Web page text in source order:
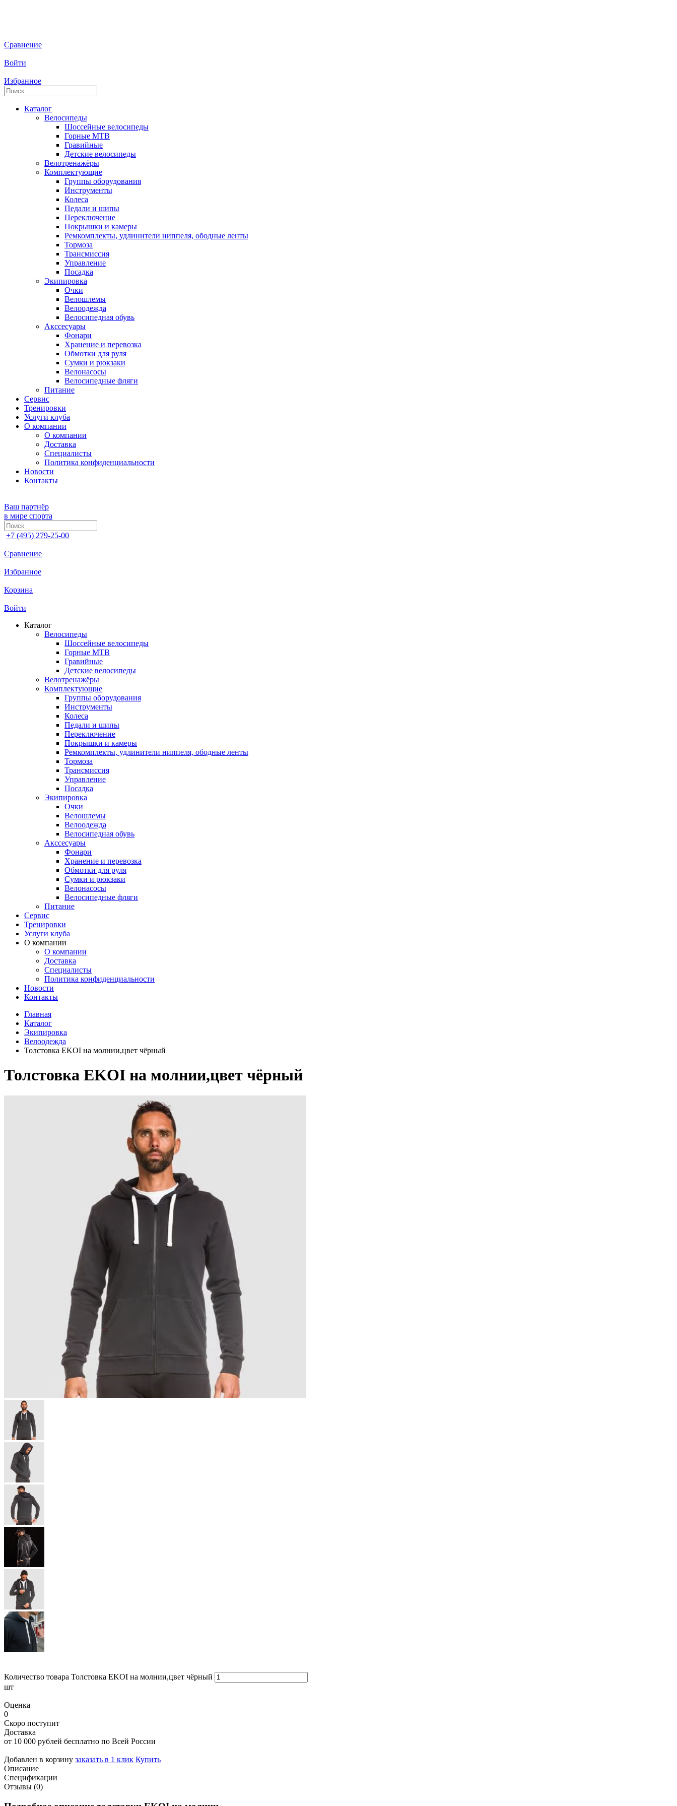
Сравнение
Войти
Избранное
Каталог
Велосипеды
Шоссейные велосипеды
Горные МTB
Гравийные
Детские велосипеды
Велотренажёры
Комплектующие
Группы оборудования
Инструменты
Колеса
Педали и шипы
Переключение
Покрышки и камеры
Ремкомплекты, удлинители ниппеля, ободные ленты
Тормоза
Трансмиссия
Управление
Посадка
Экипировка
Очки
Велошлемы
Велоодежда
Велосипедная обувь
Акссесуары
Фонари
Хранение и перевозка
Обмотки для руля
Сумки и рюкзаки
Велонасосы
Велосипедные фляги
Питание
Сервис
Тренировки
Услуги клуба
О компании
О компании
Доставка
Специалисты
Политика конфиденциальности
Новости
Контакты
Ваш партнёр
в мире спорта
+7 (495) 279-25-00
Сравнение
Избранное
Корзина
Войти
Каталог
Велосипеды
Шоссейные велосипеды
Горные МTB
Гравийные
Детские велосипеды
Велотренажёры
Комплектующие
Группы оборудования
Инструменты
Колеса
Педали и шипы
Переключение
Покрышки и камеры
Ремкомплекты, удлинители ниппеля, ободные ленты
Тормоза
Трансмиссия
Управление
Посадка
Экипировка
Очки
Велошлемы
Велоодежда
Велосипедная обувь
Акссесуары
Фонари
Хранение и перевозка
Обмотки для руля
Сумки и рюкзаки
Велонасосы
Велосипедные фляги
Питание
Сервис
Тренировки
Услуги клуба
О компании
О компании
Доставка
Специалисты
Политика конфиденциальности
Новости
Контакты
Главная
Каталог
Экипировка
Велоодежда
Толстовка EKOI на молнии,цвет чёрный
Толстовка EKOI на молнии,цвет чёрный
Количество товара Толстовка EKOI на молнии,цвет чёрный
шт
Оценка
0
Скоро поступит
Доставка
от 10 000 рублей бесплатно по Всей России
Добавлен в корзину заказать в 1 клик Купить
Описание
Спецификации
Отзывы (0)